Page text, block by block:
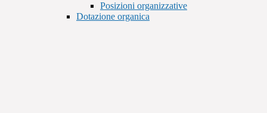
Posizioni organizzative
Dotazione organica